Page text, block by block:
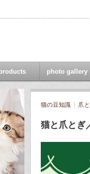
photo gallery
猫の豆知識 爪
猫と爪とぎ